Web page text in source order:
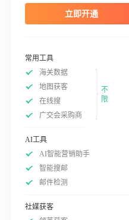
立即开通
常用工具
海关数据
地图获客
在线搜
广交会采购商
不
限
AI工具
AI智能营销助手
智能搜邮
邮件检测
社媒获客